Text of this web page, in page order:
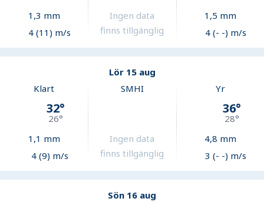
1,3 mm
4 (11) m/s
Ingen data
finns tillgänglig
1,5 mm
4 (- -) m/s
Lör 15 aug
Klart
32°
26°
1,1 mm
4 (9) m/s
SMHI
Ingen data
finns tillgänglig
Yr
36°
28°
4,8 mm
3 (- -) m/s
Sön 16 aug